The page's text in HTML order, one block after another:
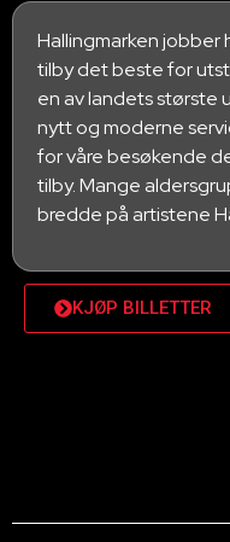
KJØP BILLETTER
Hallingmarken
tilby det beste for
en av landets største
nytt og moderne
for våre besøkende
tilby. Mange
bredde på artistene